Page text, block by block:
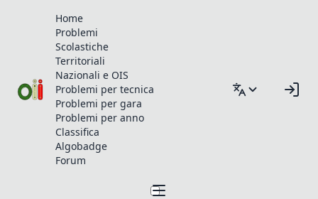
Home
Problemi
Scolastiche
Territoriali
Nazionali e OIS
Problemi per tecnica
Problemi per gara
Problemi per anno
Classifica
Algobadge
Forum